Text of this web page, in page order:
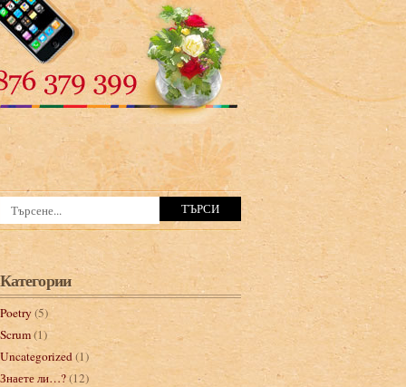
Категории
Poetry(5)
Scrum(1)
Uncategorized(1)
Знаете ли…?(12)